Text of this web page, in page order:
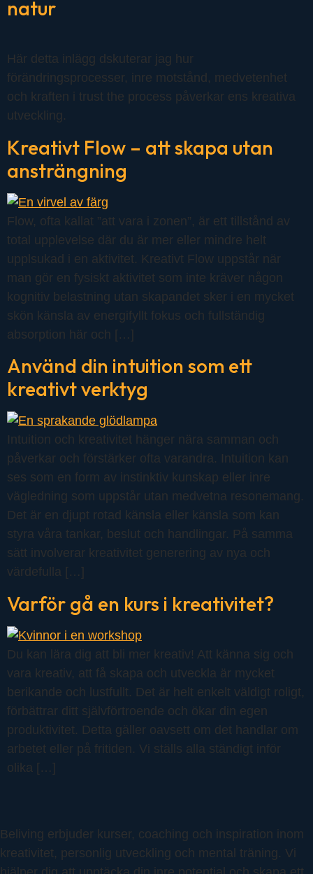
natur
Här detta inlägg dskuterar jag hur
förändringsprocesser, inre motstånd, medvetenhet
och kraften i trust the process påverkar ens kreativa
utveckling.
Kreativt Flow – att skapa utan
ansträngning
Flow, ofta kallat ”att vara i zonen”, är ett tillstånd av
total upplevelse där du är mer eller mindre helt
upplsukad i en aktivitet. Kreativt Flow uppstår när
man gör en fysiskt aktivitet som inte kräver någon
kognitiv belastning utan skapandet sker i en mycket
skön känsla av energifyllt fokus och fullständig
absorption här och […]
Använd din intuition som ett
kreativt verktyg
Intuition och kreativitet hänger nära samman och
påverkar och förstärker ofta varandra. Intuition kan
ses som en form av instinktiv kunskap eller inre
vägledning som uppstår utan medvetna resonemang.
Det är en djupt rotad känsla eller känsla som kan
styra våra tankar, beslut och handlingar. På samma
sätt involverar kreativitet generering av nya och
värdefulla […]
Varför gå en kurs i kreativitet?
Du kan lära dig att bli mer kreativ! Att känna sig och
vara kreativ, att få skapa och utveckla är mycket
berikande och lustfullt. Det är helt enkelt väldigt roligt,
förbättrar ditt självförtroende och ökar din egen
produktivitet. Detta gäller oavsett om det handlar om
arbetet eller på fritiden. Vi ställs alla ständigt inför
olika […]
Beliving erbjuder kurser, coaching och inspiration inom
kreativitet, personlig utveckling och mental träning. Vi